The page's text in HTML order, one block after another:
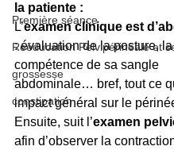
Première séance
Rééducation Pelvipérinéale et
grossesse
constipation
la patiente :
L’examen clinique est
: évaluation de la posture,
compétence de sa sangle
abdominale… bref, tout ce
impact général sur le
Ensuite, suit l’examen
afin d’observer la